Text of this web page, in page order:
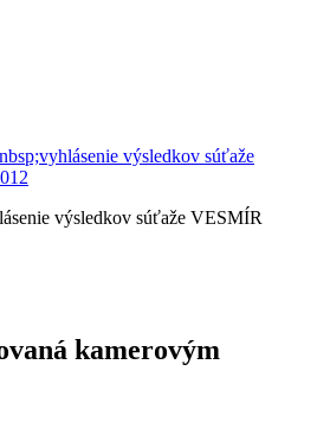
výsledkov súťaže VESMÍR
kamerovým